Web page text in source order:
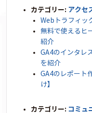
カテゴリー: アクセ
Webトラフィッ
無料で使えるヒ
紹介
GA4のインタレ
を紹介
GA4のレポート
け】
カテゴリー: コミュ